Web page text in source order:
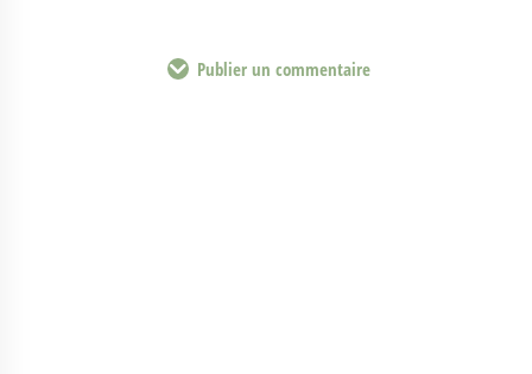
Publier un commentaire